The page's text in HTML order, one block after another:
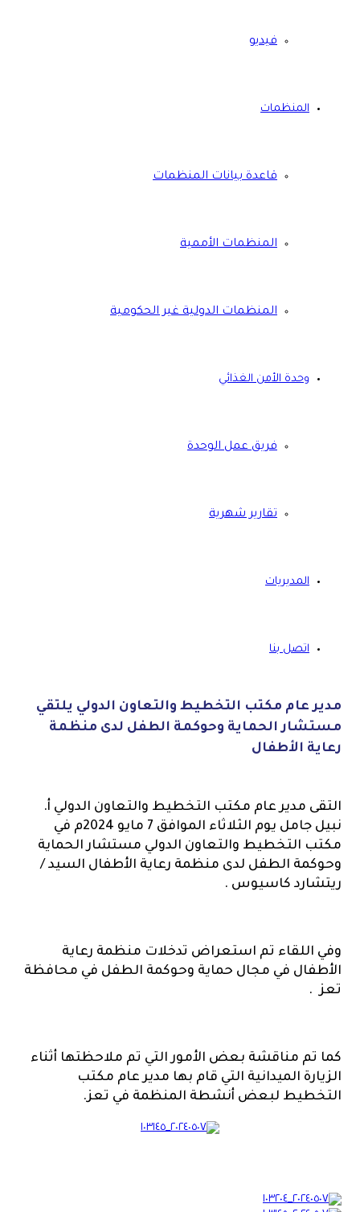
فيديو
المنظمات
قاعدة بيانات المنظمات
المنظمات الأممية
المنظمات الدولية غير الحكومية
وحدة الأمن الغذائي
فريق عمل الوحدة
تقارير شهرية
المديريات
اتصل بنا
مدير عام مكتب التخطيط والتعاون الدولي يلتقي
مستشار الحماية وحوكمة الطفل لدى منظمة
رعاية الأطفال
التقى مدير عام مكتب التخطيط والتعاون الدولي أ.
نبيل جامل يوم الثلاثاء الموافق 7 مايو 2024م في
مكتب التخطيط والتعاون الدولي مستشار الحماية
وحوكمة الطفل لدى منظمة رعاية الأطفال السيد /
ريتشارد كاسيوس .
وفي اللقاء تم استعراض تدخلات منظمة رعاية
الأطفال في مجال حماية وحوكمة الطفل في محافظة
تعز .
كما تم مناقشة بعض الأمور التي تم ملاحظتها أثناء
الزيارة الميدانية التي قام بها مدير عام مكتب
التخطيط لبعض أنشطة المنظمة في تعز.